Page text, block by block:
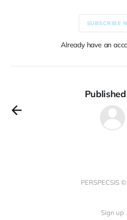
SUBSCRIBE
Already have an
PERSPECSIS
Sign up